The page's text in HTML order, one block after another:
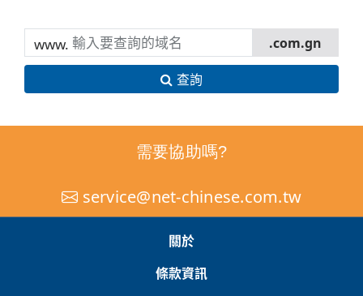
www.
查詢
需要協助嗎?
service@net-chinese.com.tw
關於
條款資訊